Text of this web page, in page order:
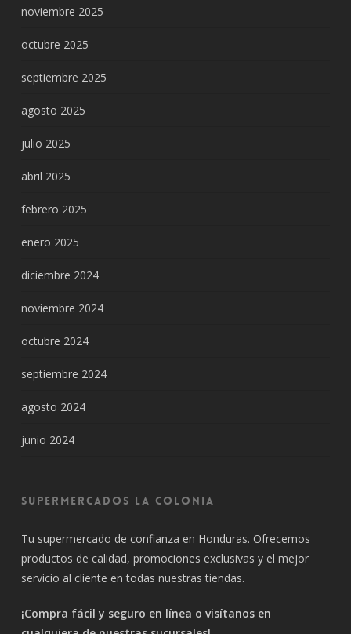
noviembre 2025
octubre 2025
septiembre 2025
agosto 2025
julio 2025
abril 2025
febrero 2025
enero 2025
diciembre 2024
noviembre 2024
octubre 2024
septiembre 2024
agosto 2024
junio 2024
Supermercados La Colonia
Tu supermercado de confianza en Honduras. Ofrecemos
productos de calidad, promociones exclusivas y el mejor
servicio al cliente en todas nuestras tiendas.
¡Compra fácil y seguro en línea o visítanos en